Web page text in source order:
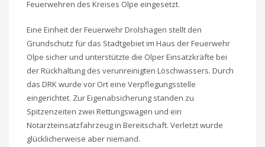
Feuerwehren des Kreises Olpe eingesetzt.
Eine Einheit der Feuerwehr Drolshagen stellt den
Grundschutz für das Stadtgebiet im Haus der Feuerwehr
Olpe sicher und unterstützte die Olper Einsatzkräfte bei
der Rückhaltung des verunreinigten Löschwassers. Durch
das DRK wurde vor Ort eine Verpflegungsstelle
eingerichtet. Zur Eigenabsicherung standen zu
Spitzenzeiten zwei Rettungswagen und ein
Notarzteinsatzfahrzeug in Bereitschaft. Verletzt wurde
glücklicherweise aber niemand.